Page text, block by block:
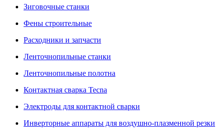
Зиговочные станки
Фены строительные
Расходники и запчасти
Ленточнопильные станки
Ленточнопильные полотна
Контактная сварка Tecna
Электроды для контактной сварки
Инверторные аппараты для воздушно-плазменной резки